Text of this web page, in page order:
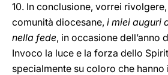
10. In conclusione, vorrei
comunità diocesane, i miei auguri
nella fede, in occasione dell’anno
Invoco la luce e la forza dello
specialmente su coloro che